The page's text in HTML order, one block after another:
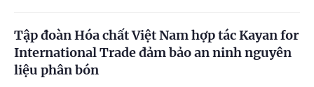
Tập đoàn Hóa chất Việt Nam hợp tác Kayan for
International Trade đảm bảo an ninh nguyên
liệu phân bón